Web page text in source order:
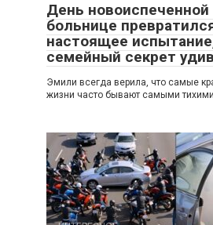
День новоиспеченной
больнице
настоящее
семейный секрет
Эмили всегда верила, что самые
жизни часто бывают самыми